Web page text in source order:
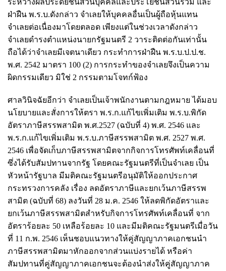
ฝ่าฝืน พ.ร.บ.ดังกล่าว จำเลยให้บุคคลอื่นเป็นผู้ถือหุ้นแทน
จำเลยต่อเนื่องมาโดยตลอด เพียงแต่ในช่วงเวลาดังกล่าว
จำเลยดำรงตำแหน่งนายกรัฐมนตรี 2 วาระติดต่อกันเท่านั้น
ถือได้ว่าจำเลยมีเจตนาเดียว กระทำการฝ่าฝืน พ.ร.บ.ป.ป.ช.
พ.ศ. 2542 มาตรา 100 (2) การกระทำของจำเลยจึงเป็นความ
ผิดกรรมเดียว มิใช่ 2 กรรมตามโจทก์ฟ้อง
ศาลวินิจฉัยอีกว่า จำเลยเป็นเจ้าพนักงานตามกฎหมาย ได้มอบ
นโยบายและสั่งการให้ตรา พ.ร.ก.แก้ไขเพิ่มเติม พ.ร.บ.พิกัด
อัตราภาษีสรรพสามิต พ.ศ.2527 (ฉบับที่ 4) พ.ศ. 2546 และ
พ.ร.ก.แก้ไขเพิ่มเติม พ.ร.บ.ภาษีสรรพสามิต พ.ศ. 2527 พ.ศ.
2546 เพื่อจัดเก็บภาษีสรรพสามิตจากกิจการโทรศัพท์เคลื่อนที่
ซึ่งได้รับสัมปทานจากรัฐ โดยคณะรัฐมนตรีที่เป็นจำเลย เป็น
หัวหน้ารัฐบาล มีมติคณะรัฐมนตรีอนุมัติให้ออกประกาศ
กระทรวงการคลัง เรื่อง ลดอัตราภาษีและยกเว้นภาษีสรรพ
สามิต (ฉบับที่ 68) ลงวันที่ 28 ม.ค. 2546 ให้ลดพิกัดอัตราและ
ยกเว้นภาษีสรรพสามิตสำหรับกิจการโทรศัพท์เคลื่อนที่ จาก
อัตราร้อยละ 50 เหลือร้อยละ 10 และมีมติคณะรัฐมนตรีเมื่อวัน
ที่ 11 ก.พ. 2546 เห็นชอบแนวทางให้คู่สัญญาภาคเอกชนนำ
ภาษีสรรพสามิตมาหักออกจากส่วนแบ่งรายได้ หรือค่า
สัมปทานที่คู่สัญญาภาคเอกชนจะต้องนำส่งให้คู่สัญญาภาค